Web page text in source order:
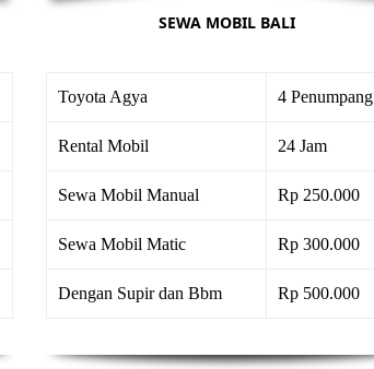
SEWA MOBIL BALI
Toyota Agya 4 Penumpang
Rental Mobil 24 Jam
Sewa Mobil Manual Rp 250.000
Sewa Mobil Matic Rp 300.000
Dengan Supir dan Bbm Rp 500.000